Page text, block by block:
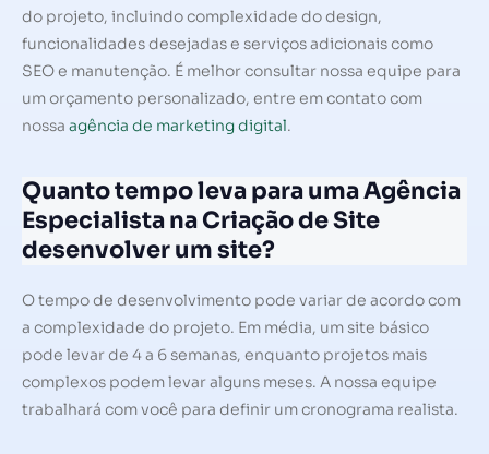
do projeto, incluindo complexidade do design,
funcionalidades desejadas e serviços adicionais como
SEO e manutenção. É melhor consultar nossa equipe para
um orçamento personalizado, entre em contato com
nossa agência de marketing digital.
Quanto tempo leva para uma Agência
Especialista na Criação de Site
desenvolver um site?
O tempo de desenvolvimento pode variar de acordo com
a complexidade do projeto. Em média, um site básico
pode levar de 4 a 6 semanas, enquanto projetos mais
complexos podem levar alguns meses. A nossa equipe
trabalhará com você para definir um cronograma realista.